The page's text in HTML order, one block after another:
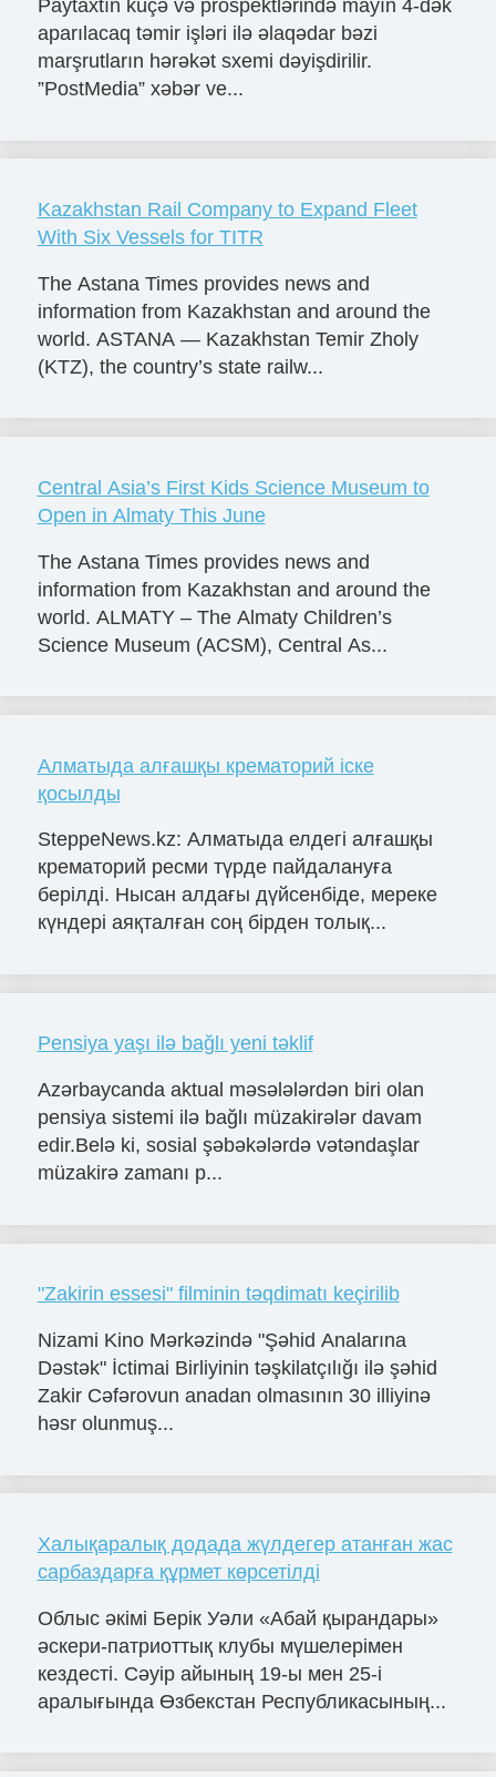
Paytaxtın küçə və prospektlərində mayın 4-dək
aparılacaq təmir işləri ilə əlaqədar bəzi
marşrutların hərəkət sxemi dəyişdirilir.
”PostMedia” xəbər ve...
Kazakhstan Rail Company to Expand Fleet
With Six Vessels for TITR
The Astana Times provides news and
information from Kazakhstan and around the
world. ASTANA — Kazakhstan Temir Zholy
(KTZ), the country’s state railw...
Central Asia’s First Kids Science Museum to
Open in Almaty This June
The Astana Times provides news and
information from Kazakhstan and around the
world. ALMATY – The Almaty Children’s
Science Museum (ACSM), Central As...
Алматыда алғашқы крематорий іске
қосылды
SteppeNews.kz: Алматыда елдегі алғашқы
крематорий ресми түрде пайдалануға
берілді. Нысан алдағы дүйсенбіде, мереке
күндері аяқталған соң бірден толық...
Pensiya yaşı ilə bağlı yeni təklif
Azərbaycanda aktual məsələlərdən biri olan
pensiya sistemi ilə bağlı müzakirələr davam
edir.Belə ki, sosial şəbəkələrdə vətəndaşlar
müzakirə zamanı p...
"Zakirin essesi" filminin təqdimatı keçirilib
Nizami Kino Mərkəzində "Şəhid Analarına
Dəstək" İctimai Birliyinin təşkilatçılığı ilə şəhid
Zakir Cəfərovun anadan olmasının 30 illiyinə
həsr olunmuş...
Халықаралық додада жүлдегер атанған жас
сарбаздарға құрмет көрсетілді
Облыс әкімі Берік Уәли «Абай қырандары»
әскери-патриоттық клубы мүшелерімен
кездесті. Сәуір айының 19-ы мен 25-і
аралығында Өзбекстан Республикасының...